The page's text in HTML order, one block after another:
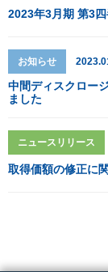
2023年3月期 第3
お知らせ
中間ディスクロー
ました
ニュースリリース
取得価額の修正に